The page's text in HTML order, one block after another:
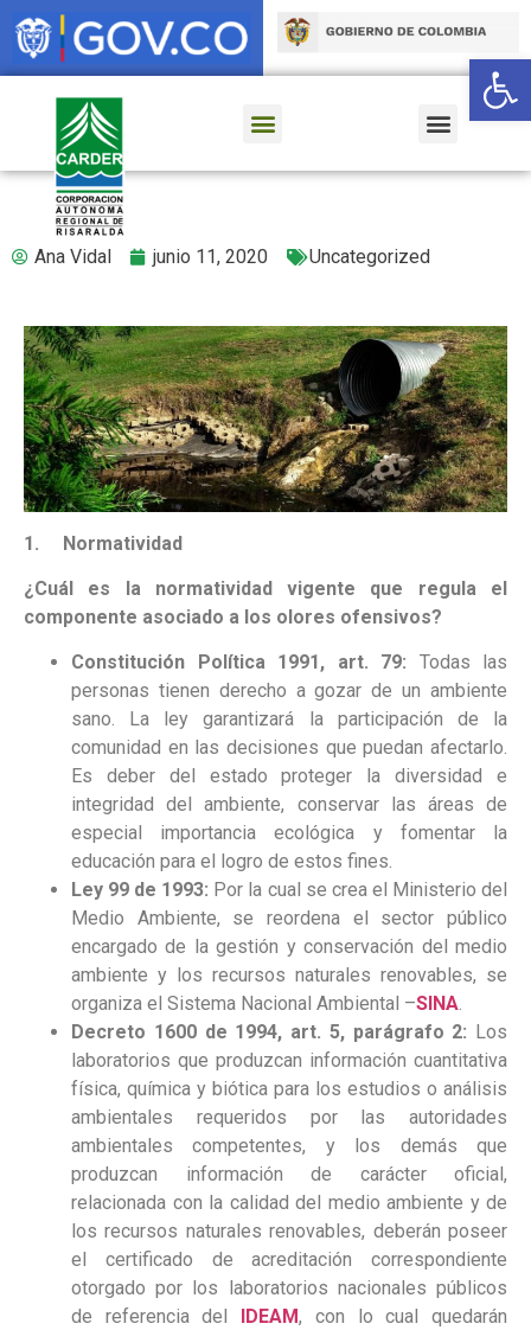
Ana Vidal junio 11, 2020 Uncategorized
1. Normatividad
¿Cuál es la normatividad vigente que regula el
componente asociado a los olores ofensivos?
Constitución Política 1991, art. 79: Todas las
personas tienen derecho a gozar de un ambiente
sano. La ley garantizará la participación de la
comunidad en las decisiones que puedan afectarlo.
Es deber del estado proteger la diversidad e
integridad del ambiente, conservar las áreas de
especial importancia ecológica y fomentar la
educación para el logro de estos fines.
Ley 99 de 1993: Por la cual se crea el Ministerio del
Medio Ambiente, se reordena el sector público
encargado de la gestión y conservación del medio
ambiente y los recursos naturales renovables, se
organiza el Sistema Nacional Ambiental –SINA.
Decreto 1600 de 1994, art. 5, parágrafo 2: Los
laboratorios que produzcan información cuantitativa
física, química y biótica para los estudios o análisis
ambientales requeridos por las autoridades
ambientales competentes, y los demás que
produzcan información de carácter oficial,
relacionada con la calidad del medio ambiente y de
los recursos naturales renovables, deberán poseer
el certificado de acreditación correspondiente
otorgado por los laboratorios nacionales públicos
de referencia del
IDEAM, con lo cual quedarán